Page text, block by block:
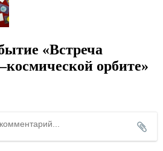
«Встреча
орбите»